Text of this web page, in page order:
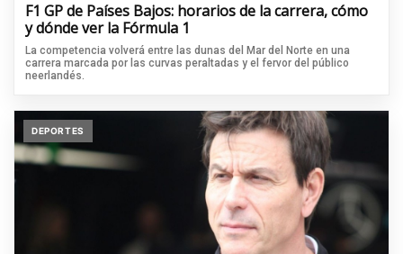
F1 GP de Países Bajos: horarios de la carrera, cómo
y dónde ver la Fórmula 1
La competencia volverá entre las dunas del Mar del Norte en una
carrera marcada por las curvas peraltadas y el fervor del público
neerlandés.
DEPORTES